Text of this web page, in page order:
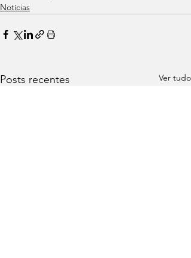
Notícias
Posts recentes Ver tudo